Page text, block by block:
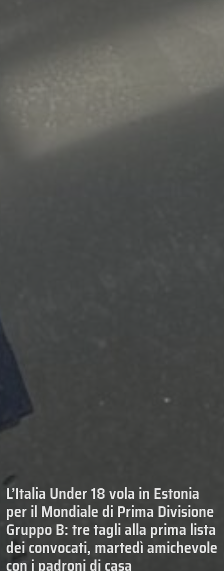
L’Italia Under 18 vola in Estonia
per il Mondiale di Prima Divisione
Gruppo B: tre tagli alla prima lista
dei convocati, martedì amichevole
con i padroni di casa